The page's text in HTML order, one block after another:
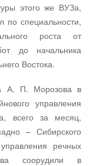
этого же ВУЗа,
по специальности,
роста от
до начальника
Востока.
А. П. Морозова в
управления
всего за месяц,
– Сибирского
речных
соорудили в